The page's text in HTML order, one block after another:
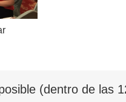
(dentro de las